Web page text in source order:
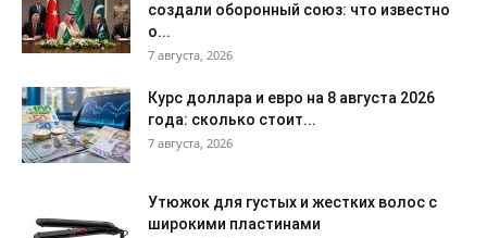
создали оборонный союз: что известно
о...
7 августа, 2026
Курс доллара и евро на 8 августа 2026
года: сколько стоит...
7 августа, 2026
Утюжок для густых и жестких волос с
широкими пластинами